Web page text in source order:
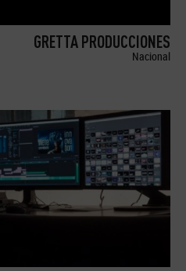
GRETTA PRODUCCIONES
Nacional